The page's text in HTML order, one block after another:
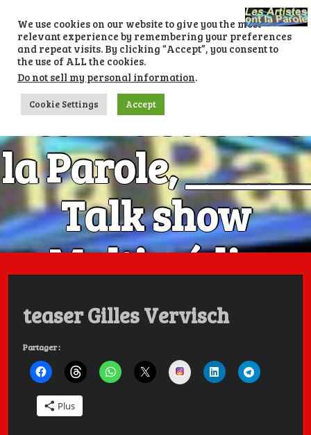
content
Les Artistes ont
la Parole, ______
Talk show
Multimédia
Numéro 1 avec
Charly, et
Michel BERGER
teaser Gilles Vervisch
Partager :
Instagram
Plus
We use cookies on our website to give you the most
relevant experience by remembering your preferences
and repeat visits. By clicking “Accept”, you consent to
the use of ALL the cookies.
Do not sell my personal information.
Cookie Settings Accept